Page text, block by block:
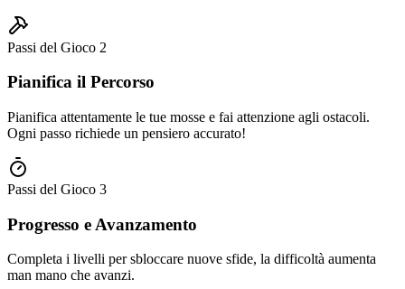
Passi del Gioco 2
Pianifica il Percorso
Pianifica attentamente le tue mosse e fai attenzione agli ostacoli.
Ogni passo richiede un pensiero accurato!
Passi del Gioco 3
Progresso e Avanzamento
Completa i livelli per sbloccare nuove sfide, la difficoltà aumenta
man mano che avanzi.